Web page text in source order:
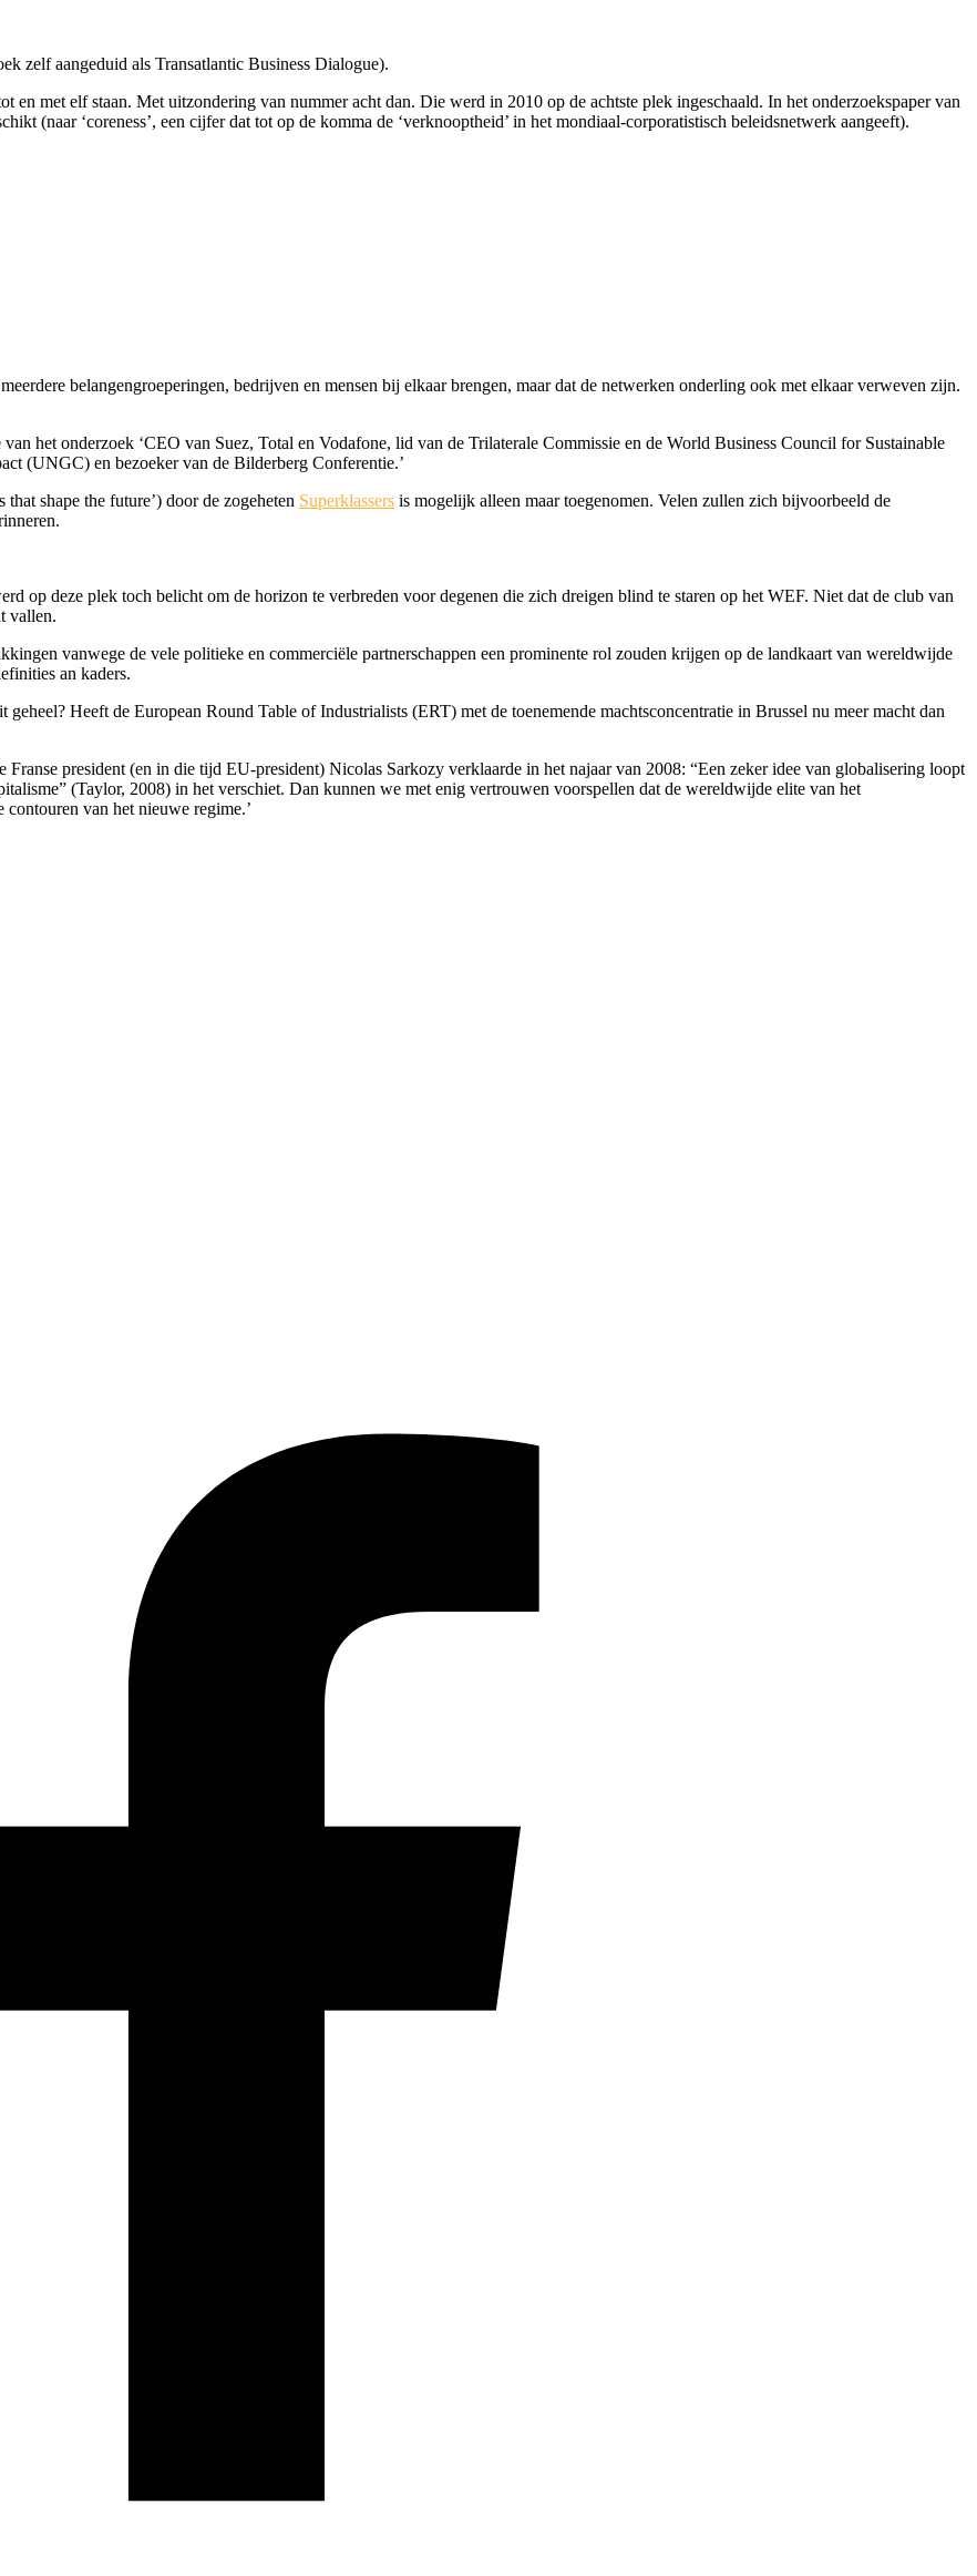
zelf aangeduid als Transatlantic Business Dialogue).
en met elf staan. Met uitzondering van nummer acht dan. Die werd in 2010 op de achtste plek ingeschaald. In het onderzoekspaper van
(naar ‘coreness’, een cijfer dat tot op de komma de ‘verknooptheid’ in het mondiaal-corporatistisch beleidsnetwerk aangeeft).
belangengroeperingen, bedrijven en mensen bij elkaar brengen, maar dat de netwerken onderling ook met elkaar verweven zijn.
het onderzoek ‘CEO van Suez, Total en Vodafone, lid van de Trilaterale Commissie en de World Business Council for Sustainable
(UNGC) en bezoeker van de Bilderberg Conferentie.’
shape the future’) door de zogeheten Superklassers is mogelijk alleen maar toegenomen. Velen zullen zich bijvoorbeeld de
op deze plek toch belicht om de horizon te verbreden voor degenen die zich dreigen blind te staren op het WEF. Niet dat de club van
vallen.
vanwege de vele politieke en commerciële partnerschappen een prominente rol zouden krijgen op de landkaart van wereldwijde
an kaders.
geheel? Heeft de European Round Table of Industrialists (ERT) met de toenemende machtsconcentratie in Brussel nu meer macht dan
president (en in die tijd EU-president) Nicolas Sarkozy verklaarde in het najaar van 2008: “Een zeker idee van globalisering loopt
(Taylor, 2008) in het verschiet. Dan kunnen we met enig vertrouwen voorspellen dat de wereldwijde elite van het
van het nieuwe regime.’